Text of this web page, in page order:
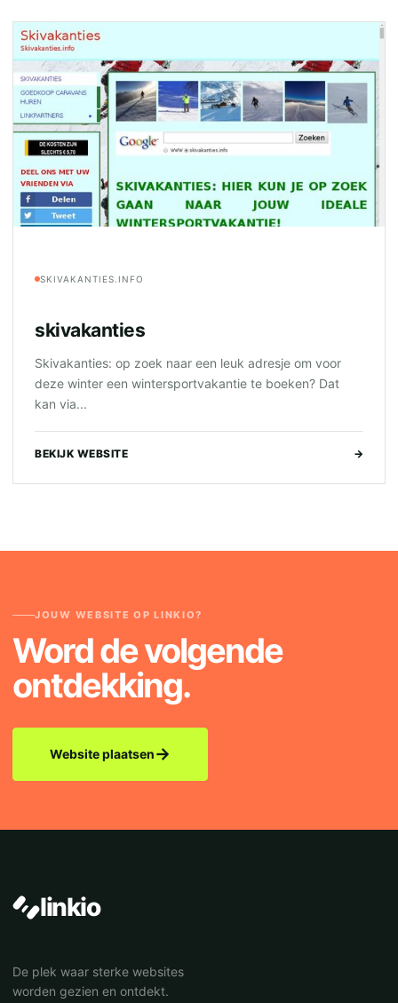
SKIVAKANTIES.INFO
skivakanties
Skivakanties: op zoek naar een leuk adresje om voor
deze winter een wintersportvakantie te boeken? Dat
kan via...
BEKIJK WEBSITE →
JOUW WEBSITE OP LINKIO?
Word de volgende
ontdekking.
Website plaatsen→
linkio
De plek waar sterke websites
worden gezien en ontdekt.